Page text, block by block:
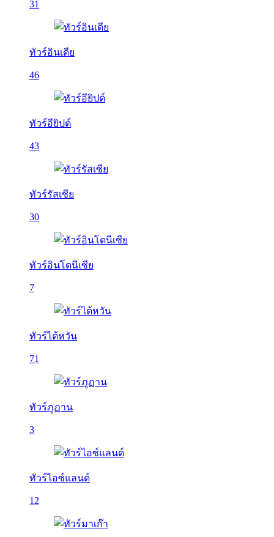
31
ทัวร์อินเดีย
46
ทัวร์อียิปต์
43
ทัวร์รัสเซีย
30
ทัวร์อินโดนีเซีย
7
ทัวร์ไต้หวัน
71
ทัวร์ภูฏาน
3
ทัวร์ไอซ์แลนด์
12